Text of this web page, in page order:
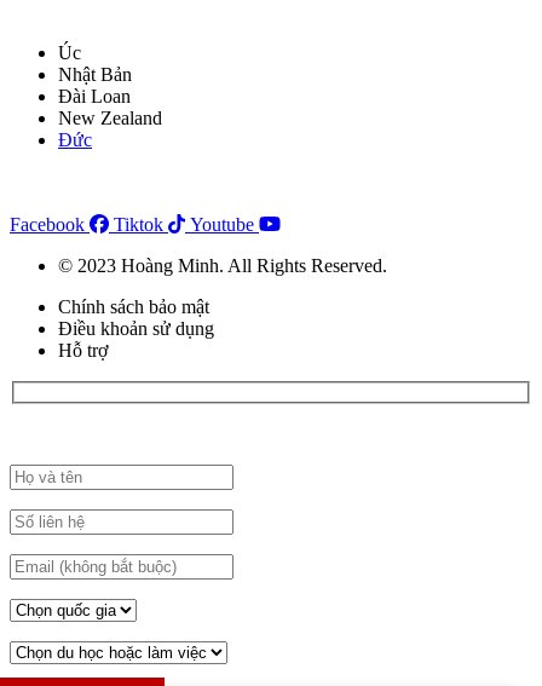
Úc
Nhật Bản
Đài Loan
New Zealand
Đức
Facebook Tiktok
Youtube
© 2023 Hoàng Minh. All Rights Reserved.
Chính sách bảo mật
Điều khoản sử dụng
Hỗ trợ